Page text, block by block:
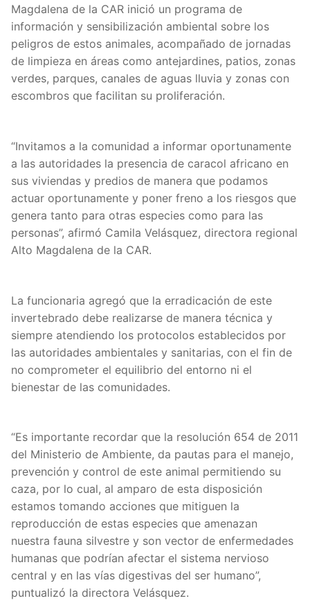
Magdalena de la CAR inició un programa de
información y sensibilización ambiental sobre los
peligros de estos animales, acompañado de jornadas
de limpieza en áreas como antejardines, patios, zonas
verdes, parques, canales de aguas lluvia y zonas con
escombros que facilitan su proliferación.
“Invitamos a la comunidad a informar oportunamente
a las autoridades la presencia de caracol africano en
sus viviendas y predios de manera que podamos
actuar oportunamente y poner freno a los riesgos que
genera tanto para otras especies como para las
personas”, afirmó Camila Velásquez, directora regional
Alto Magdalena de la CAR.
La funcionaria agregó que la erradicación de este
invertebrado debe realizarse de manera técnica y
siempre atendiendo los protocolos establecidos por
las autoridades ambientales y sanitarias, con el fin de
no comprometer el equilibrio del entorno ni el
bienestar de las comunidades.
“Es importante recordar que la resolución 654 de 2011
del Ministerio de Ambiente, da pautas para el manejo,
prevención y control de este animal permitiendo su
caza, por lo cual, al amparo de esta disposición
estamos tomando acciones que mitiguen la
reproducción de estas especies que amenazan
nuestra fauna silvestre y son vector de enfermedades
humanas que podrían afectar el sistema nervioso
central y en las vías digestivas del ser humano”,
puntualizó la directora Velásquez.